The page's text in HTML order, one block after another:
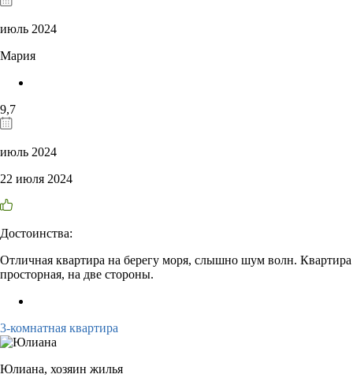
июль 2024
Мария
9,7
июль 2024
22 июля 2024
Достоинства:
Отличная квартира на берегу моря, слышно шум волн. Квартира
просторная, на две стороны.
3-комнатная квартира
Юлиана, хозяин жилья